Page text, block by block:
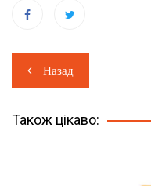
Навігація
записів
Назад
Також цікаво: